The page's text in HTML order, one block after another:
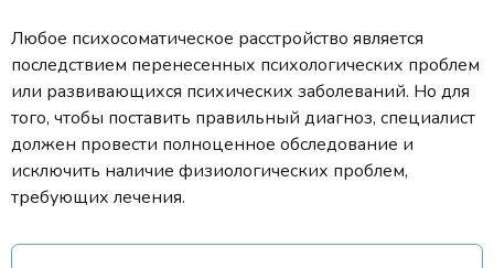
Любое психосоматическое расстройство является
последствием перенесенных психологических проблем
или развивающихся психических заболеваний. Но для
того, чтобы поставить правильный диагноз, специалист
должен провести полноценное обследование и
исключить наличие физиологических проблем,
требующих лечения.